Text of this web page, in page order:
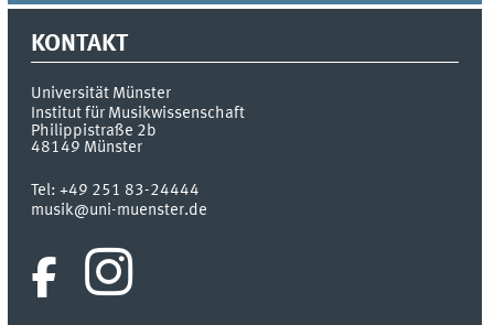
KONTAKT
Universität Münster
Institut für Musikwissenschaft
Philippistraße 2b
48149 Münster
Tel:+49 251 83-24444
musik@uni-muenster.de